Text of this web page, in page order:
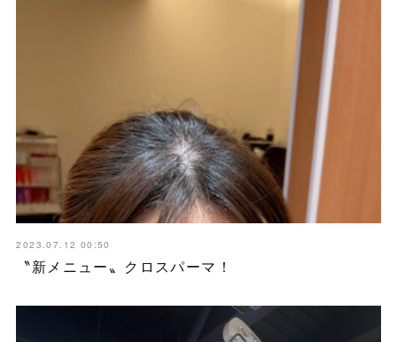
2023.07.12 00:50
〝新メニュー〟クロスパーマ！